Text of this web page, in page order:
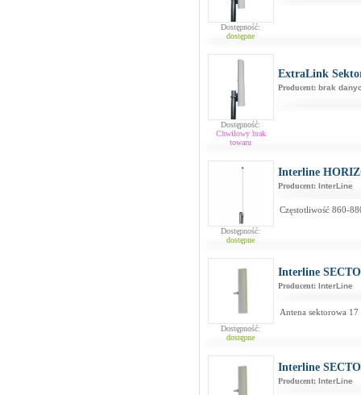
Dostępność:
dostępne
Dostępność:
Chwilowy brak
towaru
ExtraLink
Producent: brak
Dostępność:
dostępne
Interline
Producent: InterLine
Częstotliwość 860-
Dostępność:
dostępne
Interline
Producent: InterLine
Antena sektorowa
Interline
Producent: InterLine